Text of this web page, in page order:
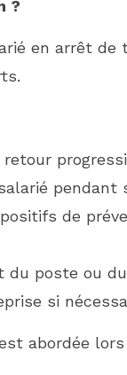
?
en arrêt
pendant
de
du poste ou
si
abordée